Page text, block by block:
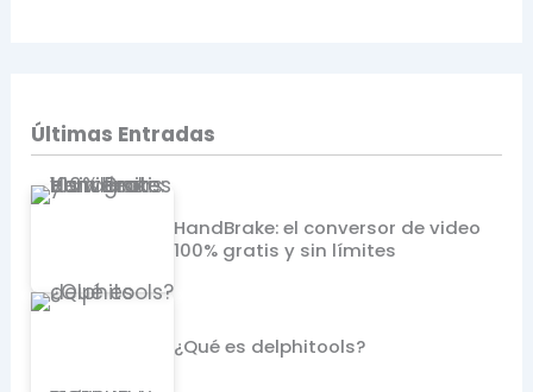
Últimas Entradas
HandBrake: el conversor de video
100% gratis y sin límites
¿Qué es delphitools?